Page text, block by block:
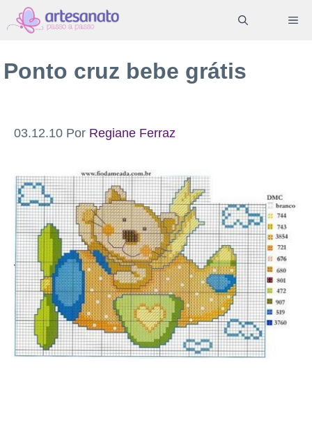
Pular
para
conteúdo
Ponto cruz bebe grátis
03.12.10 Por Regiane Ferraz